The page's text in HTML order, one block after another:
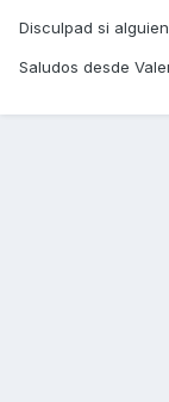
Disculpad si
Saludos desde